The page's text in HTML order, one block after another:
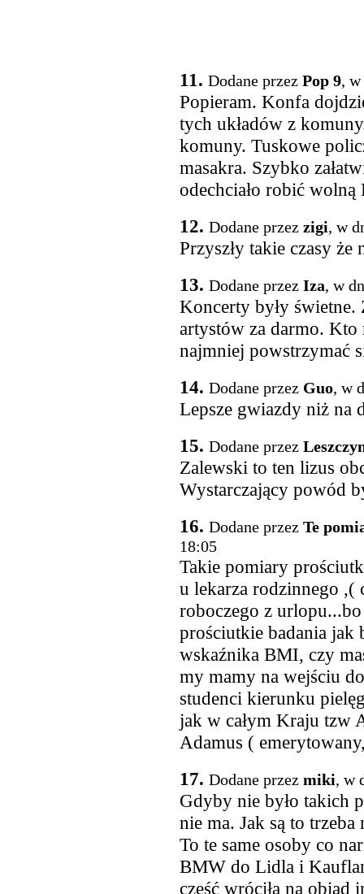
11. Dodane przez Pop 9, w
Popieram. Konfa
tych układów z
komuny. Tuskowe
masakra. Szybko
odechciało robić wolną
12. Dodane przez zigi, w
Przyszły takie czasy
13. Dodane przez Iza, w
Koncerty były świetne.
artystów za darmo. Kto
najmniej powstrzymać
14. Dodane przez Guo, w
Lepsze gwiazdy niż na
15. Dodane przez
Zalewski to ten lizus
Wystarczający powód
16. Dodane przez Te
18:05
Takie pomiary
u lekarza rodzinnego ,(
roboczego z
prościutkie badania jak
wskaźnika BMI, czy
my mamy na wejściu
studenci kierunku
jak w całym Kraju tzw
Adamus (
17. Dodane przez miki, w
Gdyby nie było takich
nie ma. Jak są to trzeba
To te same osoby co
BMW do Lidla i
część wróciła na